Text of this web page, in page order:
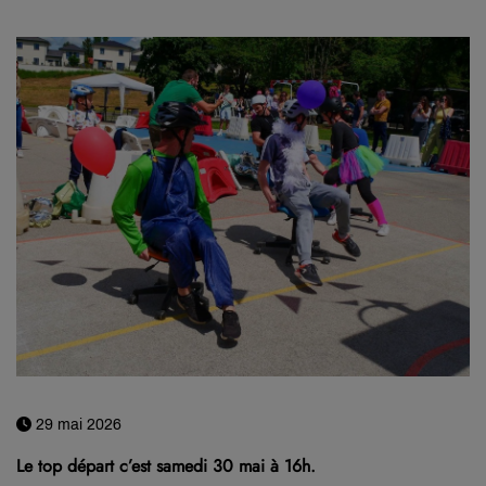
29 mai 2026
Le top départ c’est samedi 30 mai à 16h.